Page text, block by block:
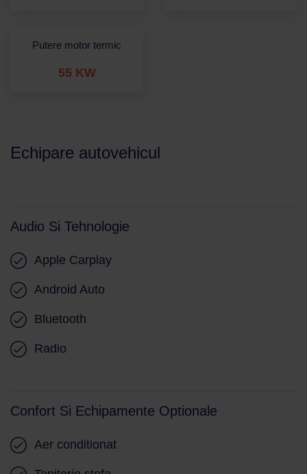
Putere motor termic
55 KW
Echipare autovehicul
Audio Si Tehnologie
Apple Carplay
Android Auto
Bluetooth
Radio
Confort Si Echipamente Optionale
Aer conditionat